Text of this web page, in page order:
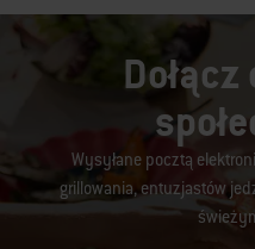
Wysyłane pocztą
grillowania, entuzjastów